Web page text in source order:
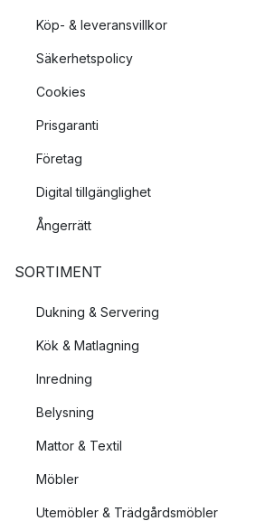
Köp- & leveransvillkor
Säkerhetspolicy
Cookies
Prisgaranti
Företag
Digital tillgänglighet
Ångerrätt
SORTIMENT
Dukning & Servering
Kök & Matlagning
Inredning
Belysning
Mattor & Textil
Möbler
Utemöbler & Trädgårdsmöbler